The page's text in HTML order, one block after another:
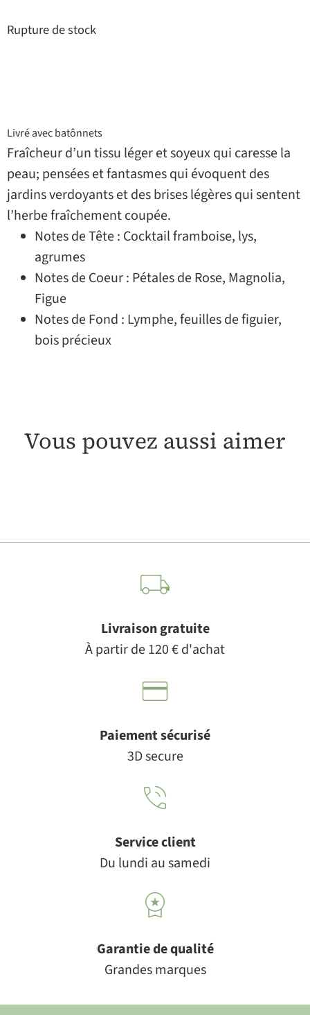
Rupture de stock
Livré avec batônnets
Fraîcheur d’un tissu léger et soyeux qui caresse la
peau; pensées et fantasmes qui évoquent des
jardins verdoyants et des brises légères qui sentent
l’herbe fraîchement coupée.
Notes de Tête : Cocktail framboise, lys,
agrumes
Notes de Coeur : Pétales de Rose, Magnolia,
Figue
Notes de Fond : Lymphe, feuilles de figuier,
bois précieux
Vous pouvez aussi aimer
Livraison gratuite
À partir de 120 € d'achat
Paiement sécurisé
3D secure
Service client
Du lundi au samedi
Garantie de qualité
Grandes marques